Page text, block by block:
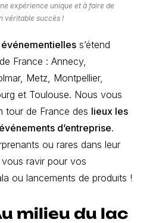
expérience unique et à faire de
véritable succès !
événementielles s’étend
France : Annecy,
Metz, Montpellier,
et Toulouse. Nous vous
tour de France des lieux les
d’entreprise.
ou rares dans leur
ravir pour vos
ou lancements de produits !
milieu du lac